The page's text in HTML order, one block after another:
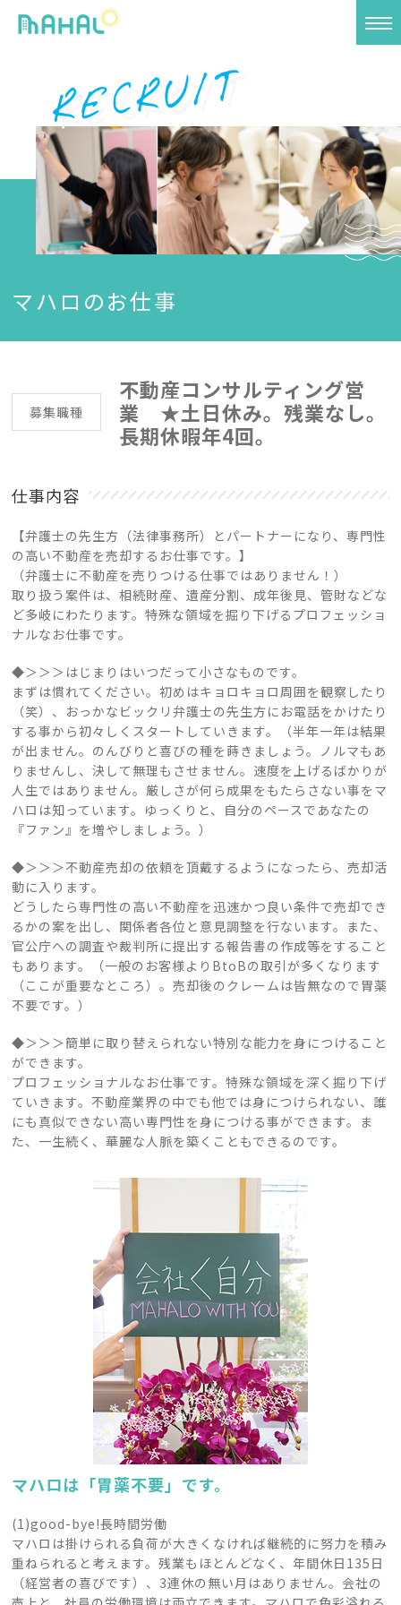
マハロのお仕事
募集職種
不動産コンサルティング営
業 ★土日休み。残業なし。
長期休暇年4回。
仕事内容
【弁護士の先生方（法律事務所）とパートナーになり、専門性
の高い不動産を売却するお仕事です。】
（弁護士に不動産を売りつける仕事ではありません！）
取り扱う案件は、相続財産、遺産分割、成年後見、管財などな
ど多岐にわたります。特殊な領域を掘り下げるプロフェッショ
ナルなお仕事です。
◆＞＞＞はじまりはいつだって小さなものです。
まずは慣れてください。初めはキョロキョロ周囲を観察したり
（笑）、おっかなビックリ弁護士の先生方にお電話をかけたり
する事から初々しくスタートしていきます。（半年一年は結果
が出ません。のんびりと喜びの種を蒔きましょう。ノルマもあ
りませんし、決して無理もさせません。速度を上げるばかりが
人生ではありません。厳しさが何ら成果をもたらさない事をマ
ハロは知っています。ゆっくりと、自分のペースであなたの
『ファン』を増やしましょう。）
◆＞＞＞不動産売却の依頼を頂戴するようになったら、売却活
動に入ります。
どうしたら専門性の高い不動産を迅速かつ良い条件で売却でき
るかの案を出し、関係者各位と意見調整を行ないます。また、
官公庁への調査や裁判所に提出する報告書の作成等をすること
もあります。（一般のお客様よりBtoBの取引が多くなります
（ここが重要なところ）。売却後のクレームは皆無なので胃薬
不要です。）
◆＞＞＞簡単に取り替えられない特別な能力を身につけること
ができます。
プロフェッショナルなお仕事です。特殊な領域を深く掘り下げ
ていきます。不動産業界の中でも他では身につけられない、誰
にも真似できない高い専門性を身につける事ができます。ま
た、一生続く、華麗な人脈を築くこともできるのです。
マハロは「胃薬不要」です。
(1)good-bye!長時間労働
マハロは掛けられる負荷が大きくなければ継続的に努力を積み
重ねられると考えます。残業もほとんどなく、年間休日135日
（経営者の喜びです）、3連休の無い月はありません。会社の